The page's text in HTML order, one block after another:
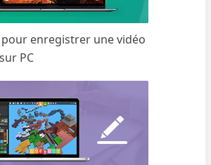
pour enregistrer une vidéo
PC